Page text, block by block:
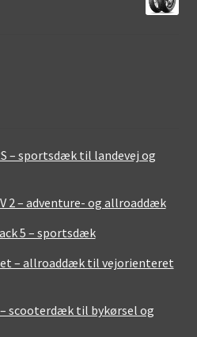
– sportsdæk til landevej og
2 – adventure- og allroaddæk
5 – sportsdæk
– allroaddæk til vejorienteret
scooterdæk til bykørsel og